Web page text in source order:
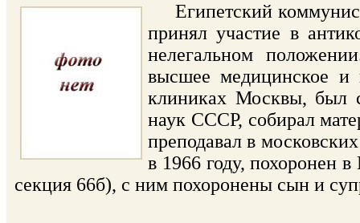
Египетский
принял участие в
нелегальном
высшее медицинское и
клиниках Москвы, был
наук СССР, собирал
преподавал в
в 1966 году, похоронен
секция 66б), с ним похоронены сын и